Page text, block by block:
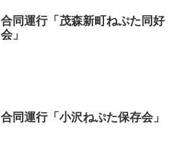
合同運行「茂森新町ねぷた同好
会」
合同運行「小沢ねぷた保存会」